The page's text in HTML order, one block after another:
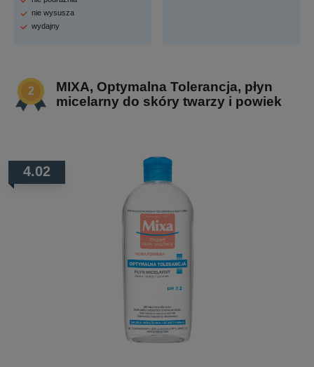
nie wysusza
wydajny
MIXA, Optymalna Tolerancja, płyn
micelarny do skóry twarzy i powiek
4.02